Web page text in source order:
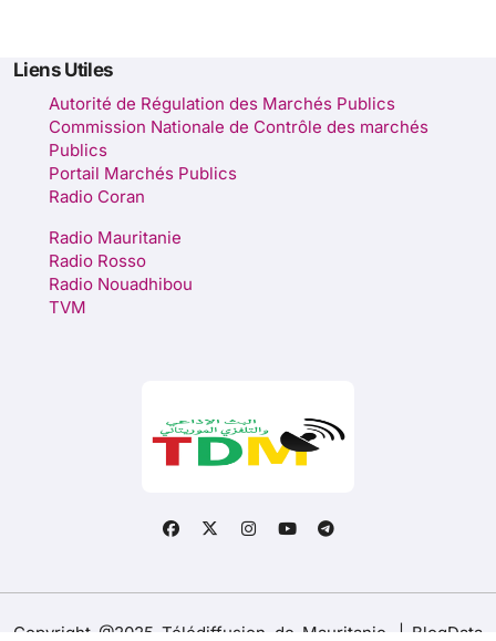
Liens Utiles
Autorité de Régulation des Marchés Publics
Commission Nationale de Contrôle des marchés
Publics
Portail Marchés Publics
Radio Coran
Radio Mauritanie
Radio Rosso
Radio Nouadhibou
TVM
Copyright @2025 Télédiffusion de Mauritanie. | BlogData